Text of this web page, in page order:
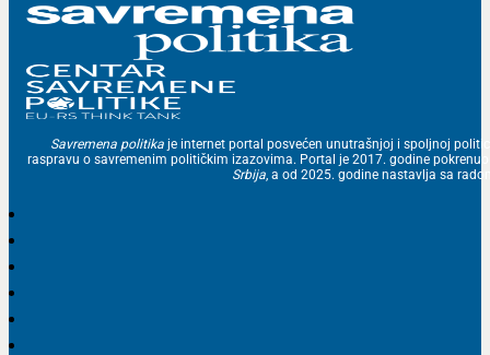
Savremena politika je internet portal posvećen unutrašnjoj i spoljnoj
raspravu o savremenim političkim izazovima. Portal je 2017. godine
Srbija, a od 2025. godine nastavlja sa